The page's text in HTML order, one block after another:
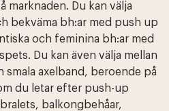
marknaden. Du kan välja
bekväma bh:ar med push up
och feminina bh:ar med
Du kan även välja mellan
smala axelband, beroende på
du letar efter push-up
balkongbehåar,